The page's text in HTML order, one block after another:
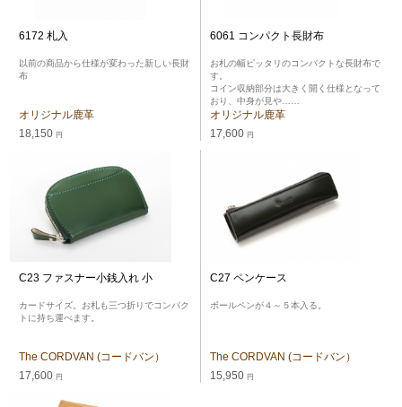
6172 札入
以前の商品から仕様が変わった新しい長財
布
オリジナル鹿革
18,150 円
6061 コンパクト長財布
お札の幅ピッタリのコンパクトな長財布で
す。
コイン収納部分は大きく開く仕様となって
おり、中身が見や……
オリジナル鹿革
17,600 円
C23 ファスナー小銭入れ 小
カードサイズ。お札も三つ折りでコンパク
トに持ち運べます。
The CORDVAN (コードバン）
17,600 円
C27 ペンケース
ボールペンが４～５本入る。
The CORDVAN (コードバン）
15,950 円